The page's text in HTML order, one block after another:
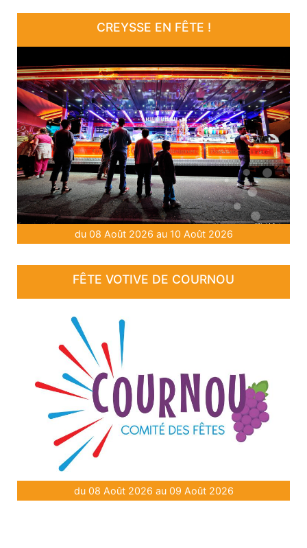
CREYSSE EN FÊTE !
du 08 Août 2026 au 10 Août 2026
FÊTE VOTIVE DE COURNOU
du 08 Août 2026 au 09 Août 2026